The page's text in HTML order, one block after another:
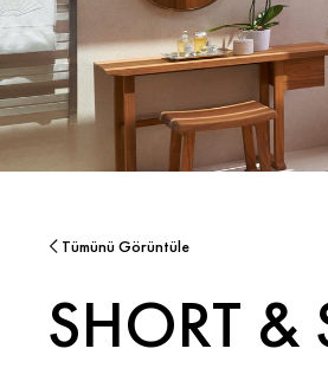
Tümünü Görüntüle
SHORT &